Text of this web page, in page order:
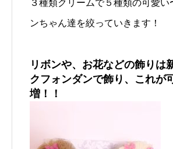
３種類クリームで５種類の可愛い
ンちゃん達を絞っていきます！
リボンや、お花などの飾りは
クフォンダンで飾り、これが
増！！